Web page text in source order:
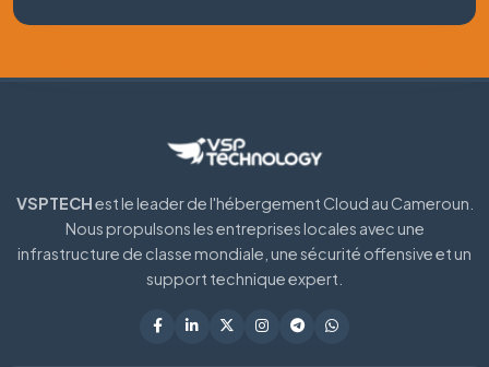
VSPTECHest le leader de l'hébergement Cloud au Cameroun.
Nous propulsons les entreprises locales avec une
infrastructure de classe mondiale, une sécurité offensive et un
support technique expert.